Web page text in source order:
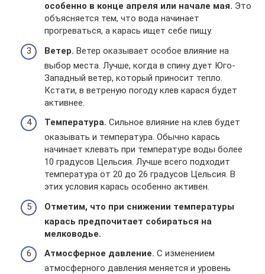
особенно в конце апреля или начале мая. Это
объясняется тем, что вода начинает
прогреваться, а карась ищет себе пищу.
Ветер. Ветер оказывает особое влияние на
выбор места. Лучше, когда в спину дует Юго-
Западный ветер, который приносит тепло.
Кстати, в ветреную погоду клев карася будет
активнее.
Температура. Сильное влияние на клев будет
оказывать и температура. Обычно карась
начинает клевать при температуре воды более
10 градусов Цельсия. Лучше всего подходит
температура от 20 до 26 градусов Цельсия. В
этих условия карась особенно активен.
Отметим, что при снижении температуры
карась предпочитает собираться на
мелководье.
Атмосферное давление. С изменением
атмосферного давления меняется и уровень